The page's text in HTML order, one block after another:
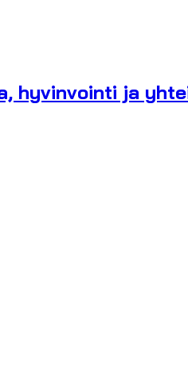
hyvinvointi ja